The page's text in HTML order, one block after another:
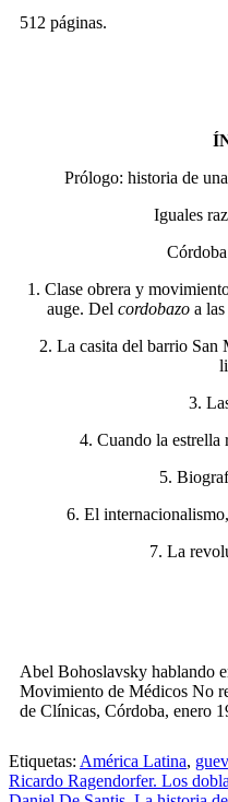
512 páginas.
Prólogo: historia de
Iguales
1. Clase obrera y
auge. Del cordobazoa las
2. La casita del barrio San
3.
4. Cuando la estrella
5.
6. El
7. La
Abel Bohoslavsky hablando
Movimiento de Médicos No
de Clínicas, Córdoba, enero
Etiquetas: América Latina,
Ricardo Ragendorfer. Los